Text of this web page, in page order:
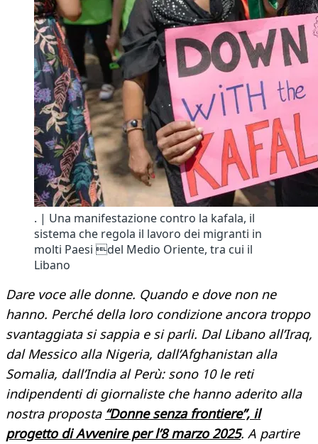
. | Una manifestazione contro la kafala, il
sistema che regola il lavoro dei migranti in
molti Paesi del Medio Oriente, tra cui il
Libano
Dare voce alle donne. Quando e dove non ne
hanno. Perché della loro condizione ancora troppo
svantaggiata si sappia e si parli. Dal Libano all’Iraq,
dal Messico alla Nigeria, dall’Afghanistan alla
Somalia, dall’India al Perù: sono 10 le reti
indipendenti di giornaliste che hanno aderito alla
nostra proposta “Donne senza frontiere”, il
progetto di Avvenire per l’8 marzo 2025. A partire